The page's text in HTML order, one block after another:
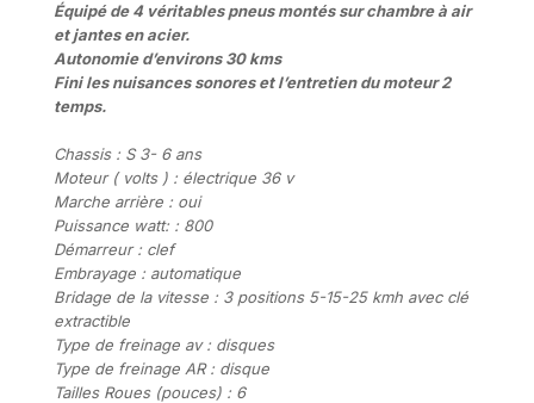
Équipé de 4 véritables pneus montés sur chambre à air
et jantes en acier.
Autonomie d’environs 30 kms
Fini les nuisances sonores et l’entretien du moteur 2
temps.
Chassis : S 3- 6 ans
Moteur ( volts ) : électrique 36 v
Marche arrière : oui
Puissance watt: : 800
Démarreur : clef
Embrayage : automatique
Bridage de la vitesse : 3 positions 5-15-25 kmh avec clé
extractible
Type de freinage av : disques
Type de freinage AR : disque
Tailles Roues (pouces) : 6